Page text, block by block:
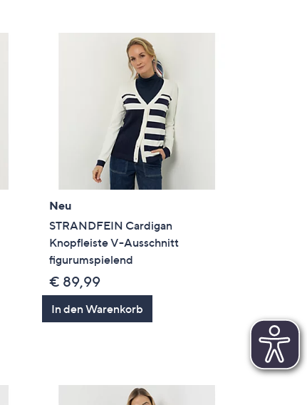
Neu
STRANDFEIN Cardigan
Knopfleiste V-Ausschnitt
figurumspielend
€ 89,99
In den Warenkorb